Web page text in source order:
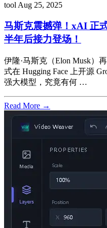
tool Aug 25, 2025
马斯克震撼弹！xAI 正
半年后接力登场！
伊隆·马斯克（Elon Musk）
式在 Hugging Face 上开源
强大模型，究竟有何 …
Read More →